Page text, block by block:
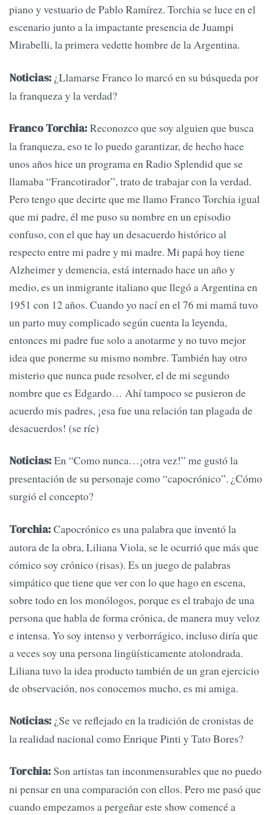
piano y vestuario de Pablo Ramírez. Torchia se luce en el
escenario junto a la impactante presencia de Juampi
Mirabelli, la primera vedette hombre de la Argentina.
Noticias: ¿Llamarse Franco lo marcó en su búsqueda por
la franqueza y la verdad?
Franco Torchia:Reconozco que soy alguien que busca
la franqueza, eso te lo puedo garantizar, de hecho hace
unos años hice un programa en Radio Splendid que se
llamaba “Francotirador”, trato de trabajar con la verdad.
Pero tengo que decirte que me llamo Franco Torchia igual
que mi padre, él me puso su nombre en un episodio
confuso, con el que hay un desacuerdo histórico al
respecto entre mi padre y mi madre. Mi papá hoy tiene
Alzheimer y demencia, está internado hace un año y
medio, es un inmigrante italiano que llegó a Argentina en
1951 con 12 años. Cuando yo nací en el 76 mi mamá tuvo
un parto muy complicado según cuenta la leyenda,
entonces mi padre fue solo a anotarme y no tuvo mejor
idea que ponerme su mismo nombre. También hay otro
misterio que nunca pude resolver, el de mi segundo
nombre que es Edgardo… Ahí tampoco se pusieron de
acuerdo mis padres, ¡esa fue una relación tan plagada de
desacuerdos! (se ríe)
Noticias:En “Como nunca…¡otra vez!” me gustó la
presentación de su personaje como “capocrónico”. ¿Cómo
surgió el concepto?
Torchia:Capocrónico es una palabra que inventó la
autora de la obra, Liliana Viola, se le ocurrió que más que
cómico soy crónico (risas). Es un juego de palabras
simpático que tiene que ver con lo que hago en escena,
sobre todo en los monólogos, porque es el trabajo de una
persona que habla de forma crónica, de manera muy veloz
e intensa. Yo soy intenso y verborrágico, incluso diría que
a veces soy una persona lingüísticamente atolondrada.
Liliana tuvo la idea producto también de un gran ejercicio
de observación, nos conocemos mucho, es mi amiga.
Noticias: ¿Se ve reflejado en la tradición de cronistas de
la realidad nacional como Enrique Pinti y Tato Bores?
Torchia:Son artistas tan inconmensurables que no puedo
ni pensar en una comparación con ellos. Pero me pasó que
cuando empezamos a pergeñar este show comencé a